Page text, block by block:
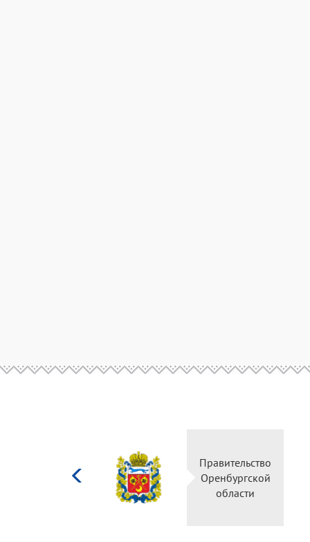
культуры
Российской
Правительство
Оренбургской
области